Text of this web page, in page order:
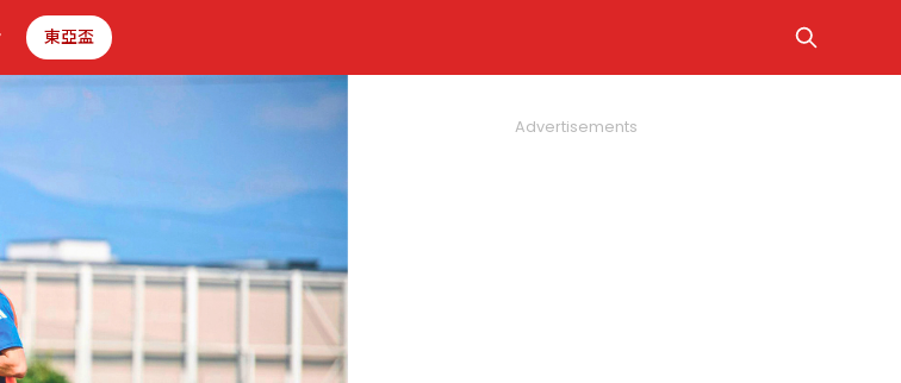
東亞盃
Advertisements